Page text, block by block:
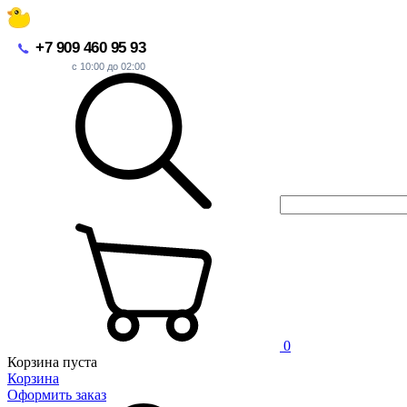
+7 909 460 95 93
с 10:00 до 02:00
0
Корзина пуста
Корзина
Оформить заказ